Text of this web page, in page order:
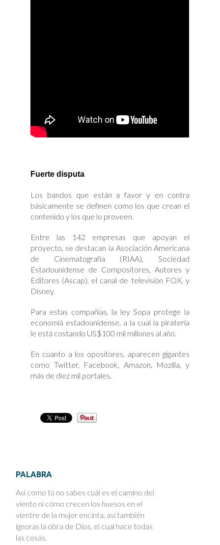
Fuerte disputa
Los bandos que están a favor y en contra
básicamente se definen como los que crean el
contenido y los que lo proveen.
Entre las 142 empresas que apoyan el
proyecto, se destacan la Asociación Americana
de Cinematografía (RIAA), Sociedad
Estadounidense de Compositores, Autores y
Editores (Ascap), el canal de televisión FOX, y
Disney.
Para estas compañías, la ley Sopa protege la
economiá estadounidense, a la cual la piratería
le está costando US$100 mil millones al año.
En cuanto a los opositores, aparecen gigantes
como Twitter, Facebook, Amazon, Mozilla, y
más de diez mil portales.
PALABRA
Así como tú no sabes cuál es el camino del
viento ni cómo crecen los huesos en el
vientre de la mujer encinta, así también
ignoras la obra de Dios, el cual hace todas
las cosas.